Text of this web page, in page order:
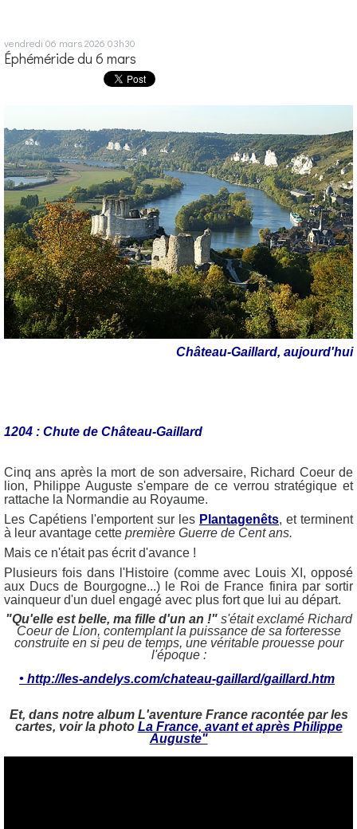
vendredi 06 mars 2026 03h30
Éphéméride du 6 mars
Château-Gaillard, aujourd'hui
1204 : Chute de Château-Gaillard
Cinq ans après la mort de son adversaire, Richard Coeur de
lion, Philippe Auguste s'empare de ce verrou stratégique et
rattache la Normandie au Royaume.
Les Capétiens l'emportent sur les Plantagenêts, et terminent
à leur avantage cette première Guerre de Cent ans.
Mais ce n'était pas écrit d'avance !
Plusieurs fois dans l'Histoire (comme avec Louis XI, opposé
aux Ducs de Bourgogne...) le Roi de France finira par sortir
vainqueur d'un duel engagé avec plus fort que lui au départ.
"Qu'elle est belle, ma fille d'un an !" s'était exclamé Richard
Coeur de Lion, contemplant la puissance de sa forteresse
construite en si peu de temps, une véritable prouesse pour
l'époque :
• http://les-andelys.com/chateau-gaillard/gaillard.htm
Et, dans notre album L'aventure France racontée par les
cartes, voir la photo La France, avant et après Philippe
Auguste"